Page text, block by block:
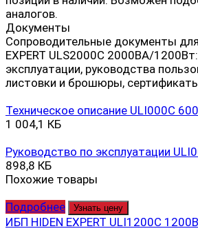
аналогов.
Документы
Сопроводительные документы
EXPERT ULS2000C 2000ВА/
эксплуатации, руководства
листовки и брошюры,
Техническое описание ULI000C
1 004,1 КБ
Руководство по эксплуатации
898,8 КБ
Похожие товары
Подробнее
Узнать цену
ИБП HIDEN EXPERT ULI1200C